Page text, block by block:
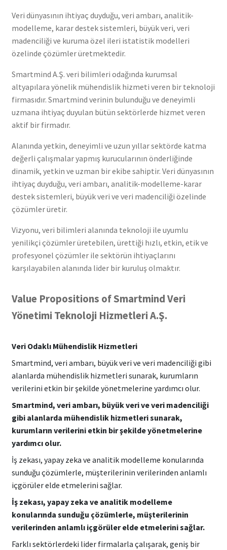
Veri dünyasının ihtiyaç duyduğu, veri ambarı, analitik-
modelleme, karar destek sistemleri, büyük veri, veri
madenciliği ve kuruma özel ileri istatistik modelleri
özelinde çözümler üretmektedir.
Smartmind A.Ş. veri bilimleri odağında kurumsal
altyapılara yönelik mühendislik hizmeti veren bir teknoloji
firmasıdır. Smartmind verinin bulunduğu ve deneyimli
uzmana ihtiyaç duyulan bütün sektörlerde hizmet veren
aktif bir firmadır.
Alanında yetkin, deneyimli ve uzun yıllar sektörde katma
değerli çalışmalar yapmış kurucularının önderliğinde
dinamik, yetkin ve uzman bir ekibe sahiptir. Veri dünyasının
ihtiyaç duyduğu, veri ambarı, analitik-modelleme-karar
destek sistemleri, büyük veri ve veri madenciliği özelinde
çözümler üretir.
Vizyonu, veri bilimleri alanında teknoloji ile uyumlu
yenilikçi çözümler üretebilen, ürettiği hızlı, etkin, etik ve
profesyonel çözümler ile sektörün ihtiyaçlarını
karşılayabilen alanında lider bir kuruluş olmaktır.
Value Propositions of Smartmind Veri
Yönetimi Teknoloji Hizmetleri A.Ş.
Veri Odaklı Mühendislik Hizmetleri
Smartmind, veri ambarı, büyük veri ve veri madenciliği gibi
alanlarda mühendislik hizmetleri sunarak, kurumların
verilerini etkin bir şekilde yönetmelerine yardımcı olur.
Smartmind, veri ambarı, büyük veri ve veri madenciliği
gibi alanlarda mühendislik hizmetleri sunarak,
kurumların verilerini etkin bir şekilde yönetmelerine
yardımcı olur.
İş zekası, yapay zeka ve analitik modelleme konularında
sunduğu çözümlerle, müşterilerinin verilerinden anlamlı
içgörüler elde etmelerini sağlar.
İş zekası, yapay zeka ve analitik modelleme
konularında sunduğu çözümlerle, müşterilerinin
verilerinden anlamlı içgörüler elde etmelerini sağlar.
Farklı sektörlerdeki lider firmalarla çalışarak, geniş bir